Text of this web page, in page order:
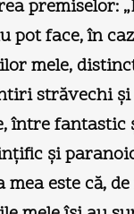
premiselor:
pot face, în
mele,
străvechi şi
între fantastic
şi
mea este că,